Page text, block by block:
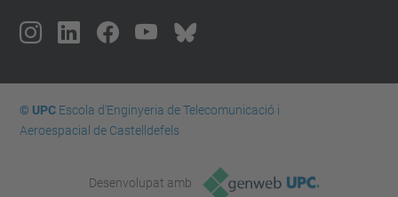
© UPCEscola d'Enginyeria de Telecomunicació i
Aeroespacial de Castelldefels
Desenvolupat amb